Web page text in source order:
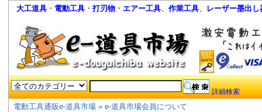
大工道具 ・ 電動工具 ・ 打刃物 ・ エアー工具、 作業工具、 レーザー墨出し
詳細検索
電動工具通販e-道具市場 » e-道具市場会員について